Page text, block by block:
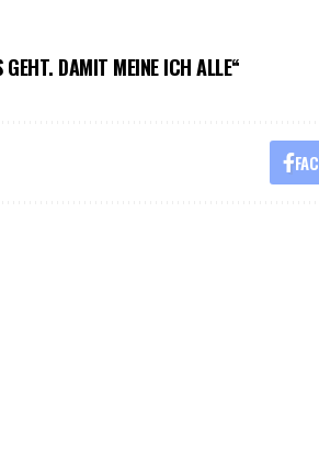
GEHT. DAMIT MEINE ICH ALLE“